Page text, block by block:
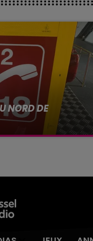
NORD DE
en alerte rouge